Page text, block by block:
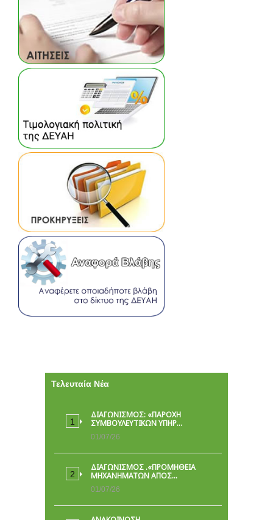
Τελευταία Νέα
ΔΙΑΓΩΝΙΣΜΟΣ: «ΠΑΡΟΧΉ
ΣΥΜΒΟΥΛΕΥΤΙΚΏΝ ΥΠΗΡ…
01/07/26
ΔΙΑΓΩΝΙΣΜΟΣ .«ΠΡΟΜΗΘΕΙΑ
ΜΗΧΑΝΗΜΑΤΩΝ ΑΠΟΣ…
01/07/26